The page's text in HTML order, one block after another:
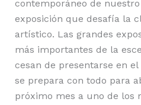
contemporáneo de
exposición que desafía la
artístico. Las grandes
más importantes de la
cesan de presentarse en
se prepara con todo para
próximo mes a uno de los